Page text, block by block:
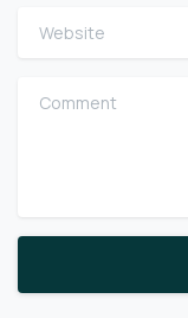
Website
Comment